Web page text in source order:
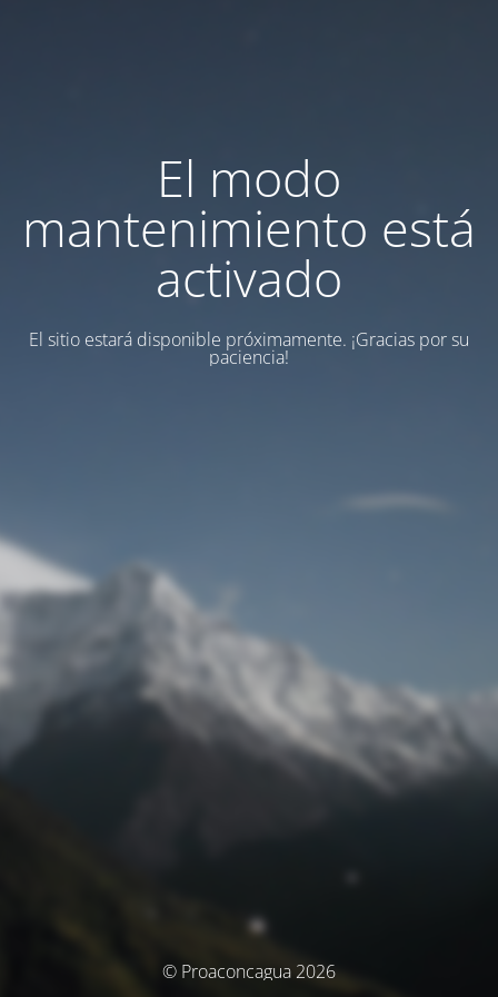
El modo
mantenimiento está
activado
El sitio estará disponible próximamente. ¡Gracias por su
paciencia!
© Proaconcagua 2026